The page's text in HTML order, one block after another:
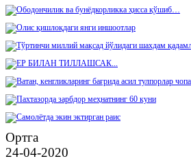
Ортга
24-04-2020